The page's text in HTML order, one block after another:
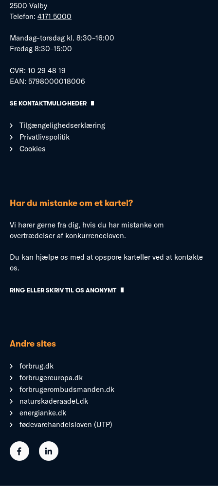
2500 Valby
Telefon: 4171 5000
Mandag–torsdag kl. 8:30–16:00
Fredag 8:30–15:00
CVR: 10 29 48 19
EAN: 5798000018006
SE KONTAKTMULIGHEDER
Tilgængelighedserklæring
Privatlivspolitik
Cookies
Har du mistanke om et kartel?
Vi hører gerne fra dig, hvis du har mistanke om
overtrædelser af konkurrenceloven.
Du kan hjælpe os med at opspore karteller ved at kontakte
os.
RING ELLER SKRIV TIL OS ANONYMT
Andre sites
forbrug.dk
forbrugereuropa.dk
forbrugerombudsmanden.dk
naturskaderaadet.dk
energianke.dk
fødevarehandelsloven (UTP)